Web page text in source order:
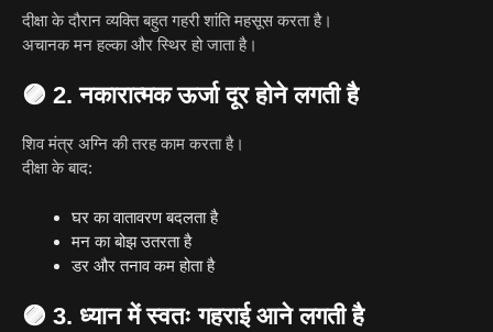
दीक्षा के दौरान व्यक्ति बहुत गहरी शांति महसूस करता है।
अचानक मन हल्का और स्थिर हो जाता है।
🟣 2. नकारात्मक ऊर्जा दूर होने लगती है
शिव मंत्र अग्नि की तरह काम करता है।
दीक्षा के बाद:
घर का वातावरण बदलता है
मन का बोझ उतरता है
डर और तनाव कम होता है
🟣 3. ध्यान में स्वतः गहराई आने लगती है